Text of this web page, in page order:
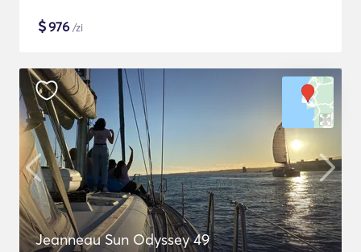
$976 /zi
Jeanneau Sun Odyssey 49